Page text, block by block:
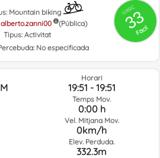
GRSIC
33
Fàcil
Mountain biking
alberto.zanni00
(Pública)
Tipus: Activitat
No especificada
Horari
19:51 - 19:51
Temps Mov.
0:00 h
Vel. Mitjana Mov.
0km/h
Elev. Perduda.
332.3m